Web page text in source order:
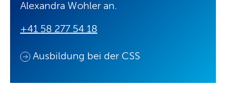
Alexandra Wohler an.
+41 58 277 54 18
Ausbildung bei der CSS